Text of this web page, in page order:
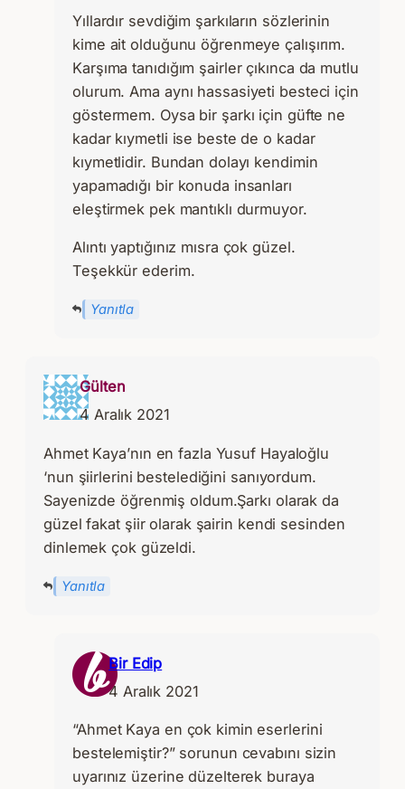
Yıllardır sevdiğim şarkıların sözlerinin
kime ait olduğunu öğrenmeye çalışırım.
Karşıma tanıdığım şairler çıkınca da mutlu
olurum. Ama aynı hassasiyeti besteci için
göstermem. Oysa bir şarkı için güfte ne
kadar kıymetli ise beste de o kadar
kıymetlidir. Bundan dolayı kendimin
yapamadığı bir konuda insanları
eleştirmek pek mantıklı durmuyor.
Alıntı yaptığınız mısra çok güzel.
Teşekkür ederim.
Yanıtla
Gülten
4 Aralık 2021
Ahmet Kaya’nın en fazla Yusuf Hayaloğlu
‘nun şiirlerini bestelediğini sanıyordum.
Sayenizde öğrenmiş oldum.Şarkı olarak da
güzel fakat şiir olarak şairin kendi sesinden
dinlemek çok güzeldi.
Yanıtla
Bir Edip
4 Aralık 2021
“Ahmet Kaya en çok kimin eserlerini
bestelemiştir?” sorunun cevabını sizin
uyarınız üzerine düzelterek buraya